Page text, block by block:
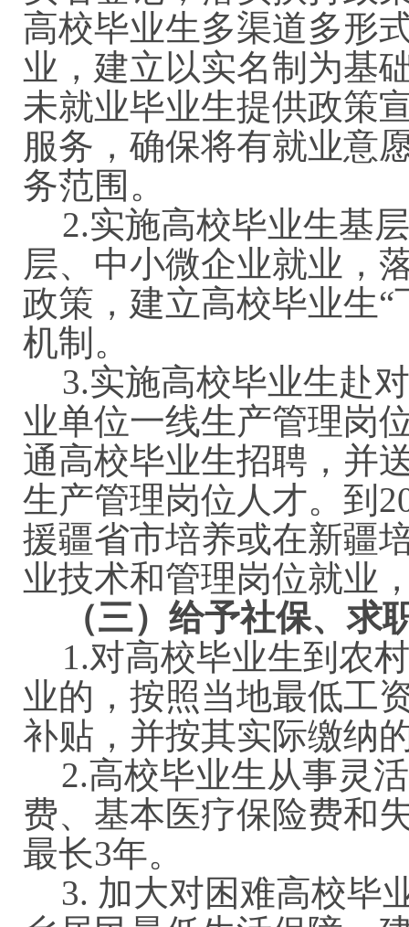
高校毕业生多渠道多形
业，建立以实名制为基
未就业毕业生提供政策
服务，确保将有就业意
务范围。
2.实施高校毕业生基
层、中小微企业就业，
政策，建立高校毕业生“
机制。
3.实施高校毕业生赴
业单位一线生产管理岗
通高校毕业生招聘，并
生产管理岗位人才。 到
援疆省市培养或在新疆
业技术和管理岗位就业
（三）给予社保、求
1.对高校毕业生到农
业的，按照当地最低工
补贴，并按其实际缴纳
2.高校毕业生从事灵
费、基本医疗保险费和
最长3年。
3. 加大对困难高校毕